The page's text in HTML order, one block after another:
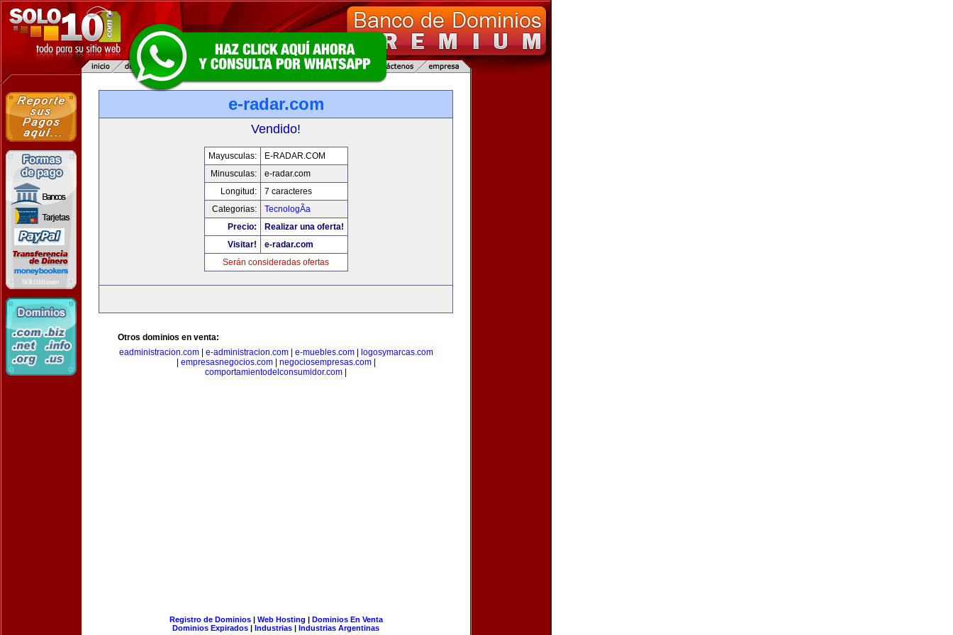
e-radar.com
Vendido!
Mayusculas:
E-RADAR.COM
Minusculas:
e-radar.com
Longitud:
7 caracteres
Categorias:
TecnologÃ­a
Precio:
Realizar una oferta!
Visitar!
e-radar.com
Serán consideradas ofertas
Otros dominios en venta:
eadministracion.com| e-administracion.com| e-muebles.com|
logosymarcas.com
empresasnegocios.com| negociosempresas.com|
comportamientodelconsumidor.com
Registro de Dominios| Web Hosting | Dominios En Venta
Dominios Expirados | Industrias | Industrias Argentinas